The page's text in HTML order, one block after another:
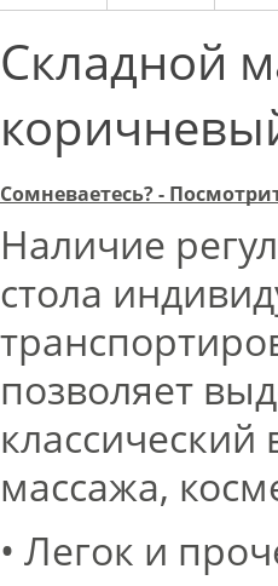
Складной
Сомневаетесь? -
Наличие
стола
позволяет
массажа,
• Легок и